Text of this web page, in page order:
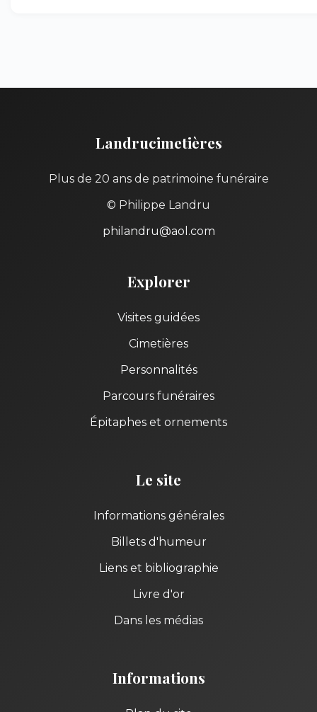
Landrucimetières
Plus de 20 ans de patrimoine funéraire
© Philippe Landru
philandru@aol.com
Explorer
Visites guidées
Cimetières
Personnalités
Parcours funéraires
Épitaphes et ornements
Le site
Informations générales
Billets d'humeur
Liens et bibliographie
Livre d'or
Dans les médias
Informations